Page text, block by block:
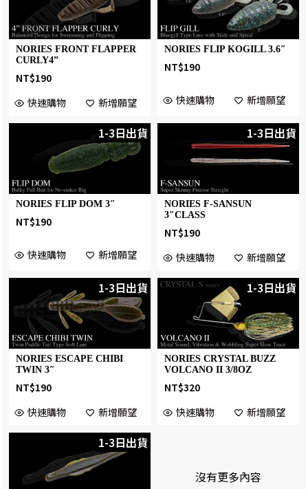
NORIES FRONT FLAPPER
CURLY4”
NT$190
快速購物
新增願望
NORIES FLIP KOGILL 3.6″
NT$190
快速購物 新增願望
1-3日出貨
NORIES FLIP DOM 3″
NT$190
快速購物 新增願望
1-3日出貨
NORIES F-SANSUN
3″CLASS
NT$190
快速購物
新增願望
1-3日出貨
NORIES ESCAPE CHIBI
TWIN 3″
NT$190
快速購物
新增願望
1-3日出貨
NORIES CRYSTAL BUZZ
VOLCANO II 3/8OZ
NT$320
快速購物
新增願望
1-3日出貨
沒有更多內容